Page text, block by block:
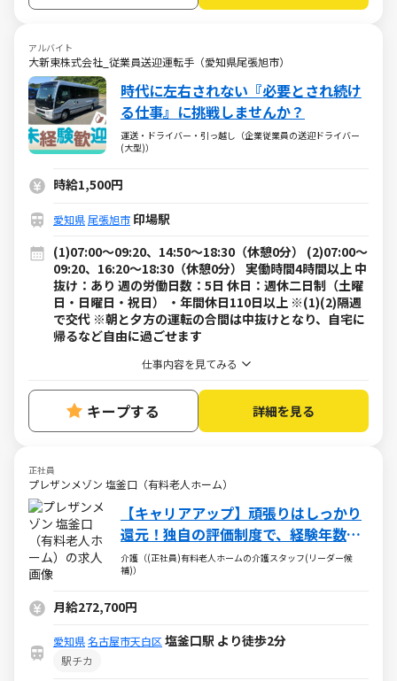
アルバイト
大新東株式会社_従業員送迎運転手（愛知県尾張旭市）
時代に左右されない『必要とされ続け
る仕事』に挑戦しませんか？
運送・ドライバー・引っ越し（企業従業員の送迎ドライバー
(大型)）
時給1,500円
愛知県 尾張旭市 印場駅
(1)07:00～09:20、14:50～18:30（休憩0分） (2)07:00～
09:20、16:20～18:30（休憩0分） 実働時間4時間以上 中
抜け：あり 週の労働日数：5日 休日：週休二日制（土曜
日・日曜日・祝日） ・年間休日110日以上 ※(1)(2)隔週
で交代 ※朝と夕方の運転の合間は中抜けとなり、自宅に
帰るなど自由に過ごせます
仕事内容を見てみる
キープする 詳細を見る
正社員
プレザンメゾン 塩釜口（有料老人ホーム）
【キャリアアップ】頑張りはしっかり
還元！独自の評価制度で、経験年数に
関わらず給与UPが可能◎
介護（(正社員)有料老人ホームの介護スタッフ(リーダー候
補)）
月給272,700円
愛知県名古屋市天白区 塩釜口駅 より徒歩2分
駅チカ